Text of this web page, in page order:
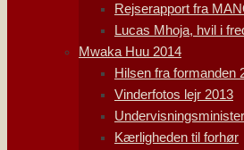
Rejserapport fra
Lucas Mhoja, hvil i
Mwaka Huu 2014
Hilsen fra formanden
Vinderfotos lejr 2013
Kærligheden til forhør